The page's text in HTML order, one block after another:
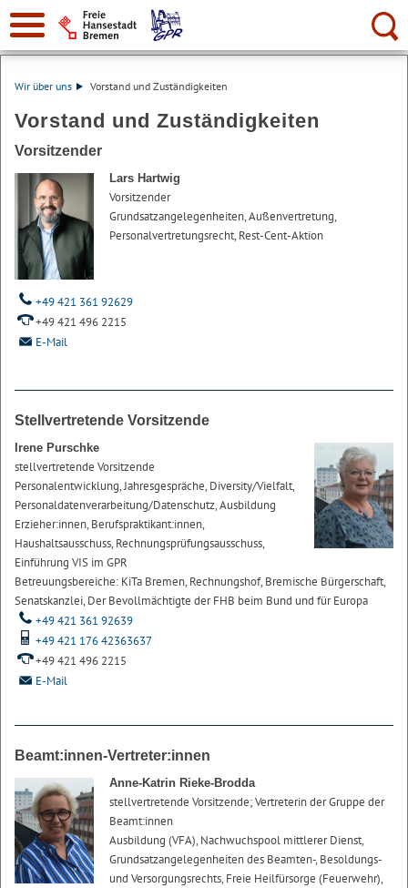
Suche:
Wir über uns Vorstand und Zuständigkeiten
Vorstand und Zuständigkeiten
Vorsitzender
Lars Hartwig
Vorsitzender
Grundsatzangelegenheiten, Außenvertretung,
Personalvertretungsrecht, Rest-Cent-Aktion
+49 421 361 92629
+49 421 496 2215
E-Mail
Stellvertretende Vorsitzende
Irene Purschke
stellvertretende Vorsitzende
Personalentwicklung, Jahresgespräche, Diversity/Vielfalt,
Personaldatenverarbeitung/Datenschutz, Ausbildung
Erzieher:innen, Berufspraktikant:innen,
Haushaltsausschuss, Rechnungsprüfungsausschuss,
Einführung VIS im GPR
Betreuungsbereiche: KiTa Bremen, Rechnungshof, Bremische Bürgerschaft,
Senatskanzlei, Der Bevollmächtigte der FHB beim Bund und für Europa
+49 421 361 92639
+49 421 176 42363637
+49 421 496 2215
E-Mail
Beamt:innen-Vertreter:innen
Anne-Katrin Rieke-Brodda
stellvertretende Vorsitzende; Vertreterin der Gruppe der
Beamt:innen
Ausbildung (VFA), Nachwuchspool mittlerer Dienst,
Grundsatzangelegenheiten des Beamten-, Besoldungs-
und Versorgungsrechts, Freie Heilfürsorge (Feuerwehr),